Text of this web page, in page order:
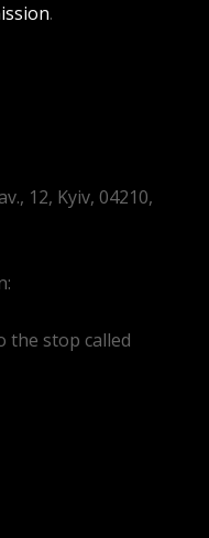
.
12, Kyiv, 04210,
the stop called